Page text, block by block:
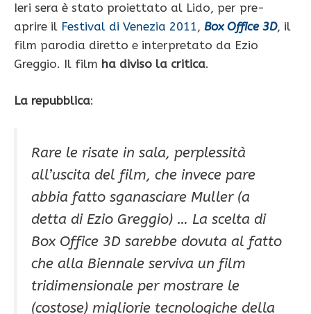
Ieri sera è stato proiettato al Lido, per pre-
aprire il Festival di Venezia 2011 , Box Office 3D, il
film parodia diretto e interpretato da Ezio
Greggio. Il film ha diviso la critica.
La repubblica:
Rare le risate in sala, perplessità
all’uscita del film, che invece pare
abbia fatto sganasciare Muller (a
detta di Ezio Greggio) … La scelta di
Box Office 3D sarebbe dovuta al fatto
che alla Biennale serviva un film
tridimensionale per mostrare le
(costose) migliorie tecnologiche della